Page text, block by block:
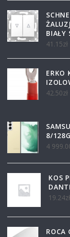
BIAŁY
41.15zł
ERKO
42.50zł
8/
4
KOS
19.24zł
ROCA